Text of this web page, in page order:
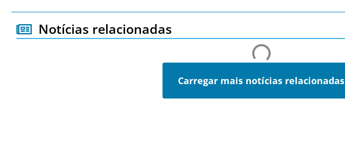
Notícias relacionadas
Carregar mais notícias relacionadas